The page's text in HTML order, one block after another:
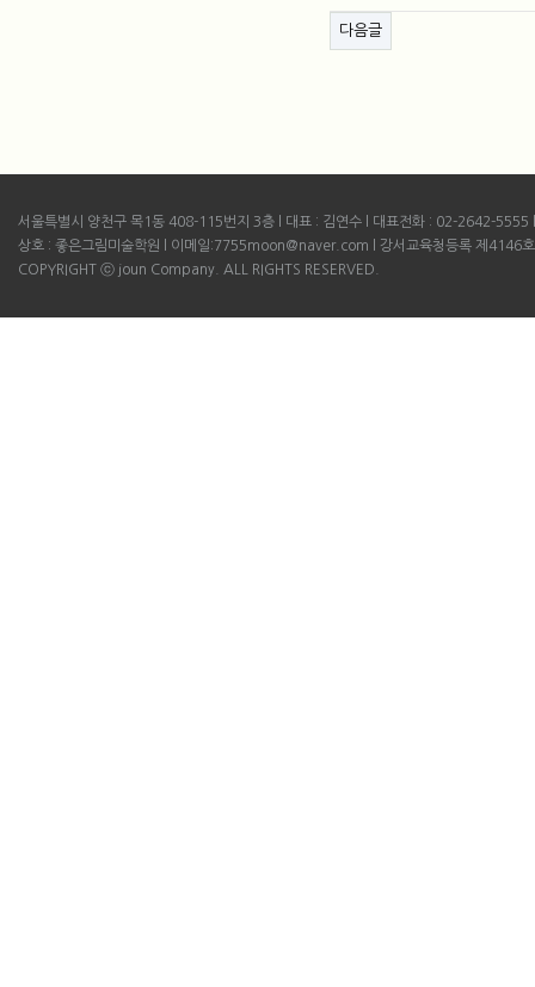
게시물 하단 버튼
다음글
서울특별시 양천구 목1동 408-115번지 3층 l 대표 : 김연수 l 대표전화 : 02-2642-
상호 : 좋은그림미술학원 l 이메일:7755moon@naver.com l 강서교육청등록 제4146호
COPYRIGHT ⓒ joun Company. ALL RIGHTS RESERVED.